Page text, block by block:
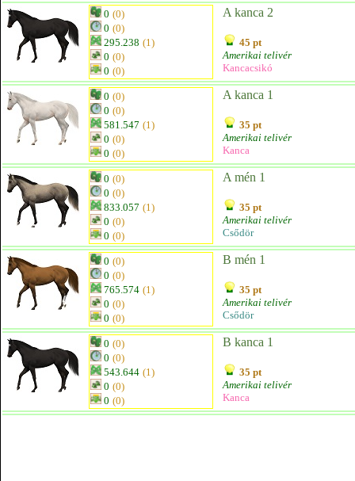
0 (0)
0 (0)
295.238 (1)
0 (0)
0 (0)
A kanca 2
45 pt
Amerikai telivér
Kancacsikó
0 (0)
0 (0)
581.547 (1)
0 (0)
0 (0)
A kanca 1
35 pt
Amerikai telivér
Kanca
0 (0)
0 (0)
833.057 (1)
0 (0)
0 (0)
A mén 1
35 pt
Amerikai telivér
Csődör
0 (0)
0 (0)
765.574 (1)
0 (0)
0 (0)
B mén 1
35 pt
Amerikai telivér
Csődör
0 (0)
0 (0)
543.644 (1)
0 (0)
0 (0)
B kanca 1
35 pt
Amerikai telivér
Kanca